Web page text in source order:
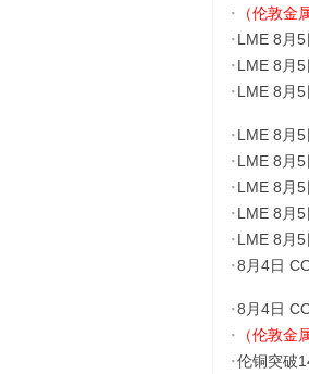
· （伦敦金
·LME 8月
·LME 8月
·LME 8月
·LME 8月
·LME 8月
·LME 8月
·LME 8月
·LME 8月
·8月4日
·8月4日
· （伦敦金
·伦铜突破